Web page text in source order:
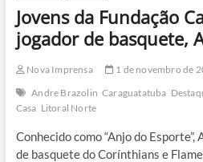
Jovens da Fundação
jogador de basquete,
Nova Imprensa
1 de novembro de
Andre Brazolin Caraguatatuba
Casa Litoral Norte
Conhecido como “Anjo do
de basquete do Corínthians e